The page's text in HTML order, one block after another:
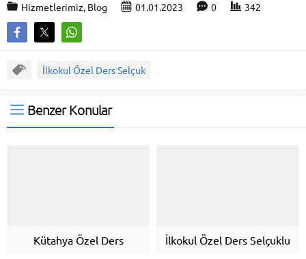
Hizmetlerimiz, Blog 01.01.2023 0 342
İlkokul Özel Ders Selçuk
Benzer Konular
Kütahya Özel Ders İlkokul Özel Ders Selçuklu